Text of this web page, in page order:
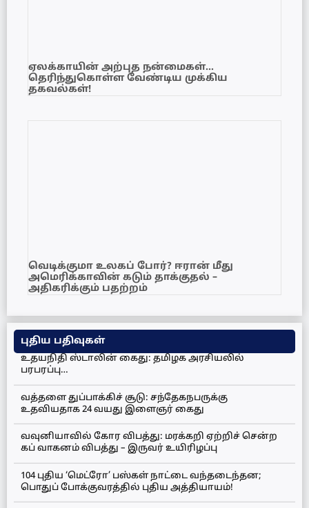
ஏலக்காயின் அற்புத நன்மைகள்…
தெரிந்துகொள்ள வேண்டிய முக்கிய
தகவல்கள்!
வெடிக்குமா உலகப் போர்? ஈரான் மீது
அமெரிக்காவின் கடும் தாக்குதல் –
அதிகரிக்கும் பதற்றம்
புதிய பதிவுகள்
உதயநிதி ஸ்டாலின் கைது: தமிழக அரசியலில்
பரபரப்பு…
வத்தளை துப்பாக்கிச் சூடு: சந்தேகநபருக்கு
உதவியதாக 24 வயது இளைஞர் கைது
வவுனியாவில் கோர விபத்து: மரக்கறி ஏற்றிச் சென்ற
கப் வாகனம் விபத்து – இருவர் உயிரிழப்பு
104 புதிய ‘மெட்ரோ’ பஸ்கள் நாட்டை வந்தடைந்தன;
பொதுப் போக்குவரத்தில் புதிய அத்தியாயம்!